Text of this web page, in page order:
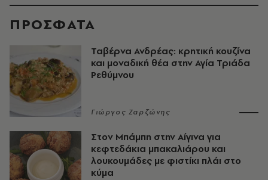
ΠΡΟΣΦΑΤΑ
Ταβέρνα Ανδρέας: κρητική κουζίνα
και μοναδική θέα στην Αγία Τριάδα
Ρεθύμνου
Γιώργος Ζαρζώνης
Στον Μπάμπη στην Αίγινα για
κεφτεδάκια μπακαλιάρου και
λουκουμάδες με φιστίκι πλάι στο
κύμα